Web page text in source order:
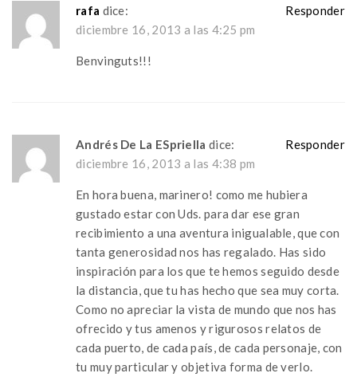
rafa dice:
diciembre 16, 2013 a las 4:25 pm
Benvinguts!!!
Responder
Andrés De La ESpriella dice:
diciembre 16, 2013 a las 4:38 pm
En hora buena, marinero! como me hubiera
gustado estar con Uds. para dar ese gran
recibimiento a una aventura inigualable, que con
tanta generosidad nos has regalado. Has sido
inspiración para los que te hemos seguido desde
la distancia, que tu has hecho que sea muy corta.
Como no apreciar la vista de mundo que nos has
ofrecido y tus amenos y rigurosos relatos de
cada puerto, de cada país, de cada personaje, con
tu muy particular y objetiva forma de verlo.
Responder